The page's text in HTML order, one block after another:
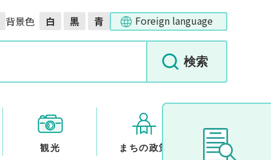
背景色 白 黒 青
Foreign language
観光 まちの政策